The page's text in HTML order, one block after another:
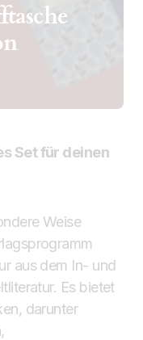
Set für deinen
Weise
aus dem In- und
Es bietet
darunter